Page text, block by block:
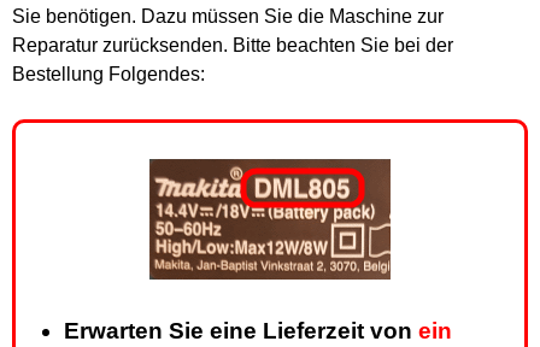
Sie benötigen. Dazu müssen Sie die Maschine zur
Reparatur zurücksenden. Bitte beachten Sie bei der
Bestellung Folgendes:
Erwarten Sie eine Lieferzeit von ein